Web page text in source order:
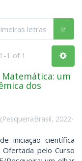
Ir
1 of 1
um
dos
(PesqueiraBrasil, 2022-
iniciação científica
Ofertada pelo Curso